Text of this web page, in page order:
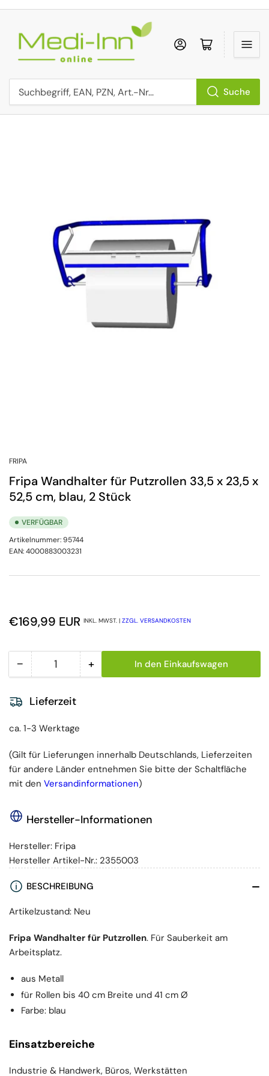
Suche
AnmeldenMini-
FRIPA
Fripa Wandhalter für Putzrollen 33,5 x 23,5 x
52,5 cm, blau, 2 Stück
VERFÜGBAR
Artikelnummer:95744
EAN:4000883003231
Normaler Preis
€169,99 EUR INKL. MWST. | ZZGL. VERSANDKOSTEN
− Menge reduzieren für Fripa Wandhalter für
Menge +Menge erhöhen für Fripa
In den Einkaufswagen
Lieferzeit
ca. 1-3 Werktage
(Gilt für Lieferungen innerhalb Deutschlands, Lieferzeiten
für andere Länder entnehmen Sie bitte der Schaltfläche
mit den Versandinformationen)
Hersteller-Informationen
Hersteller: Fripa
Hersteller Artikel-Nr.: 2355003
BESCHREIBUNG
Artikelzustand: Neu
Fripa Wandhalter für Putzrollen. Für Sauberkeit am
Arbeitsplatz.
aus Metall
für Rollen bis 40 cm Breite und 41 cm Ø
Farbe: blau
Einsatzbereiche
Industrie & Handwerk, Büros, Werkstätten